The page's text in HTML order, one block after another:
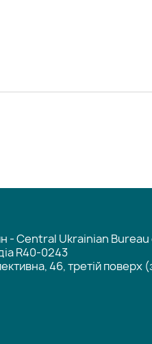
- Central Ukrainian Bureau
R40-0243
46, третій поверх